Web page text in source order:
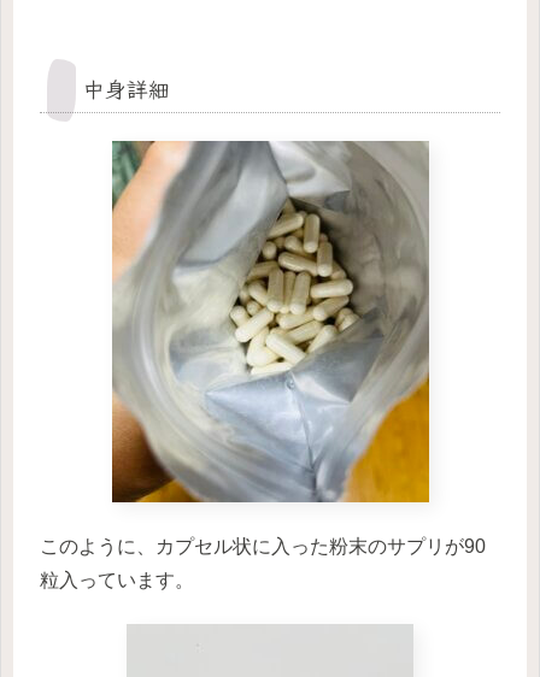
中身詳細
このように、カプセル状に入った粉末のサプリが90
粒入っています。